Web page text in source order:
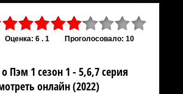
Оценка: 6 . 1 Проголосовало: 10
Пэм 1 сезон 1 - 5,6,7 серия
онлайн (2022)